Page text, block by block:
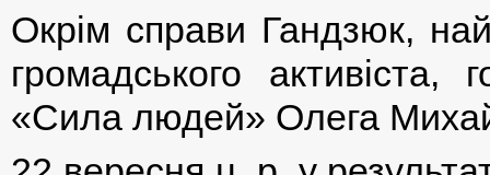
Окрім справи Гандзюк,
громадського активіста,
«Сила людей» Олега